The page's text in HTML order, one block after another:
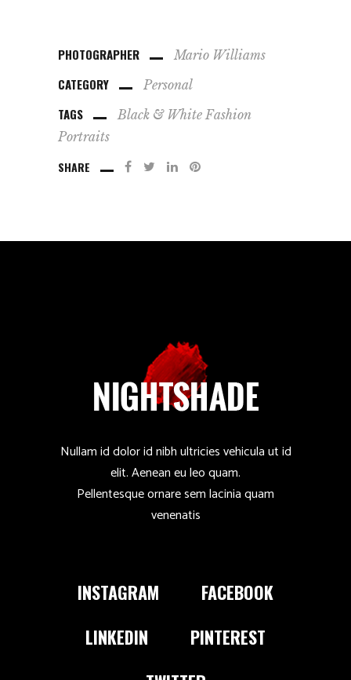
PHOTOGRAPHER Mario Williams
CATEGORY Personal
TAGS Black & White Fashion
Portraits
SHARE
Nullam id dolor id nibh ultricies vehicula ut id
elit. Aenean eu leo quam.
Pellentesque ornare sem lacinia quam
venenatis
INSTAGRAM
FACEBOOK
LINKEDIN
PINTEREST